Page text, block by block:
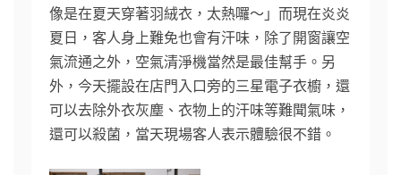
像是在夏天穿著羽絨衣，太熱囉～」而現在炎炎
夏日，客人身上難免也會有汗味，除了開窗讓空
氣流通之外，空氣清淨機當然是最佳幫手。另
外，今天擺設在店門入口旁的三星電子衣櫥，還
可以去除外衣灰塵、衣物上的汗味等難聞氣味，
還可以殺菌，當天現場客人表示體驗很不錯。